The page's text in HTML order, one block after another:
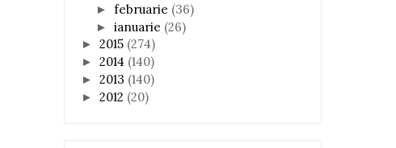
► februarie (36)
► ianuarie (26)
► 2015 (274)
► 2014 (140)
► 2013 (140)
► 2012 (20)